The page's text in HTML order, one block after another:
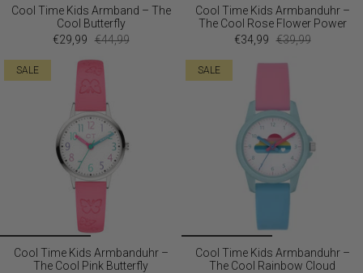
Cool Time Kids Armband – The
Cool Butterfly
€29,99 €44,99
Cool Time Kids Armbanduhr –
The Cool Rose Flower Power
€34,99 €39,99
SALE
Cool Time Kids Armbanduhr –
The Cool Pink Butterfly
SALE
Cool Time Kids Armbanduhr –
The Cool Rainbow Cloud